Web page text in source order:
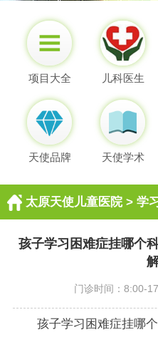
项目大全 儿科医生
天使品牌 天使学术
太原天使儿童医院> 学
孩子学习困难症挂哪个
门诊时间：8:00-
孩子学习困难症挂哪